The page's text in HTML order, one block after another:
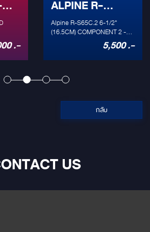
R-
S65C.2 6-1/2"
COMPONENT 2 -
ลำโพงรุ่น R ซีรีส์
2 ทางคอมโพเนนท์และโค
ที่ให้เสียงที่ยอดเยี่ยม การ
จะให้เสียงที่ดีแล้วยังจัด
Shallow Mounting
and tweeter Multi-
ALPINE
M08S
Alpine UTX-M08S
DSP AUDIO PLAYER เครื่
เสียงใหม่ที่เล่นไฟล์คุ
การออกแบบโครงสร้
อันเป็นเอกลักษณ์เฉพ
สามารถในการเล่นแห
เสียงต้นฉบับ รวมถึงช่
กลับ
US